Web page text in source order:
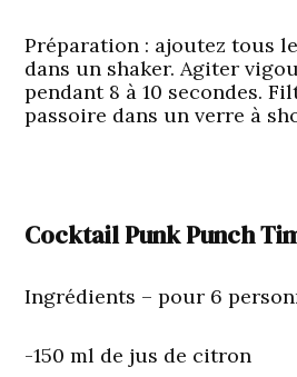
Préparation : ajoutez tous
dans un shaker. Agiter
pendant 8 à 10 secondes.
passoire dans un verre à
Cocktail Punk Punch
Ingrédients – pour 6
-150 ml de jus de citron